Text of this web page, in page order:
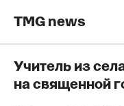
TMG news
Учитель из
на священной